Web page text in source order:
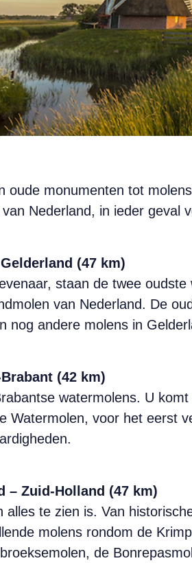
oude monumenten tot
Nederland, in ieder geval
(47 km)
staan de twee
van Nederland. De
nog andere molens in
(42 km)
watermolens. U
Watermolen, voor het eerst
– Zuid-Holland (47 km)
te zien is. Van
molens rondom de
de